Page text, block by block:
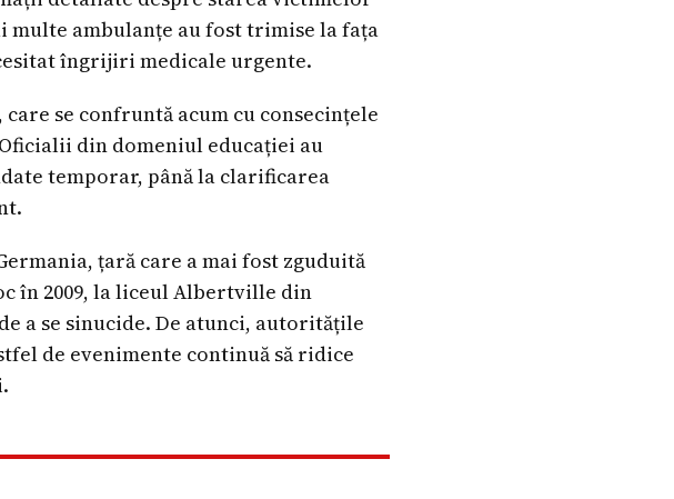
multe ambulanțe au fost trimise la fața
îngrijiri medicale urgente.
se confruntă acum cu consecințele
din domeniul educației au
temporar, până la clarificarea
țară care a mai fost zguduită
în 2009, la liceul Albertville din
a se sinucide. De atunci, autoritățile
de evenimente continuă să ridice